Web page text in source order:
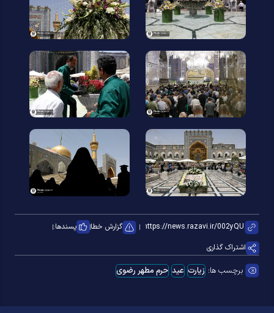
گزارش خطا
پسندها:
اشتراک گذاری
برچسب ها: زیارت عید حرم مطهر رضوی